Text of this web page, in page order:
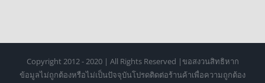
Copyright 2012 - 2020 | All Rights Reserved |ขอสงวนสิทธิหาก
ข้อมูลไม่ถูกต้องหรือไม่เป็นปัจจุบันโปรดติดต่อร้านค้าเพื่อความถูกต้อง